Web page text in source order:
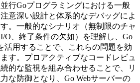
行Goプログラミングにおける一般
意深い設計と体系的なデバッグによ
。一般的なシナリオ（無制限のチャ
O、終了条件の欠如）を理解し、Go
活用することで、これらの問題を効
す。プロアクティブなコードレビュ
的な監視を組み合わせることで、リ
な防御となり、Go Webサーバーの